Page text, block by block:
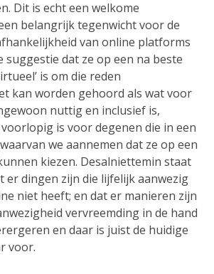
Dit is echt een welkome
belangrijk tegenwicht voor de
van online platforms
suggestie dat ze op een na beste
is om die reden
kan worden gehoord als wat voor
nuttig en inclusief is,
is voor degenen die in een
we aannemen dat ze op een
kiezen. Desalniettemin staat
er dingen zijn die lijfelijk aanwezig
niet heeft; en dat er manieren zijn
vervreemding in de hand
en daar is juist de huidige
voor.